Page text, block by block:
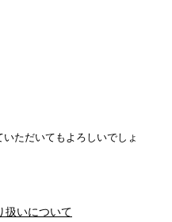
ただいてもよろしいでしょ
扱いについて